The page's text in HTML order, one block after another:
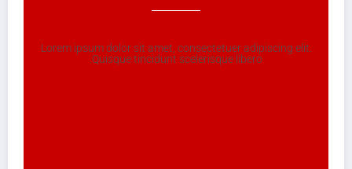
Lorem ipsum dolor sit amet, consectetuer adipiscing elit.
Quisque tincidunt scelerisque libero.